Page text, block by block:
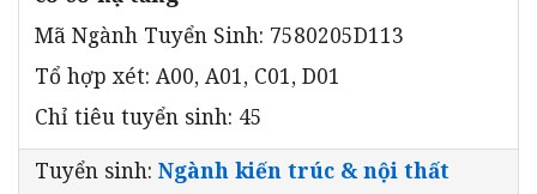
Mã Ngành Tuyển Sinh: 7580205D113
Tổ hợp xét: A00, A01, C01, D01
Chỉ tiêu tuyển sinh: 45
Tuyển sinh: Ngành kiến trúc & nội thất